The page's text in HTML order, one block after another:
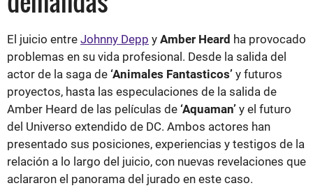
El juicio entre Johnny Depp y Amber Heard ha provocado
problemas en su vida profesional. Desde la salida del
actor de la saga de ‘Animales Fantasticos’ y futuros
proyectos, hasta las especulaciones de la salida de
Amber Heard de las películas de ‘Aquaman’ y el futuro
del Universo extendido de DC. Ambos actores han
presentado sus posiciones, experiencias y testigos de la
relación a lo largo del juicio, con nuevas revelaciones que
aclararon el panorama del jurado en este caso.